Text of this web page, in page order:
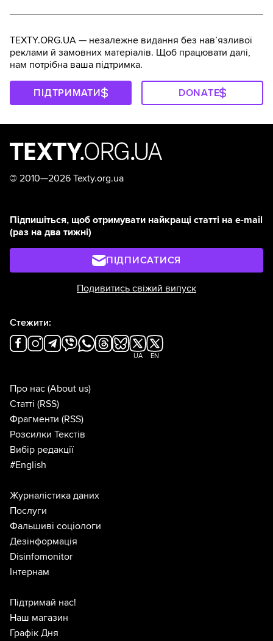
TEXTY.ORG.UA — незалежне видання без навʼязливої
реклами й замовних матеріалів. Щоб працювати далі,
нам потрібна ваша підтримка.
ПІДТРИМАТИ DONATE
© 2010—2026 Texty.org.ua
Підпишіться, щоб отримувати найкращі статті на e-mail
(раз на два тижні)
ПІДПИСАТИСЯ
Подивитись свіжий випуск
Стежити:
UA EN
Про нас (About us)
Статті (RSS)
Фрагменти (RSS)
Розсилки Текстів
Вибір редакції
#English
Журналістика даних
Послуги
Фальшиві соціологи
Дезінформація
Disinfomonitor
Інтернам
Підтримай нас!
Наш магазин
Графік Дня